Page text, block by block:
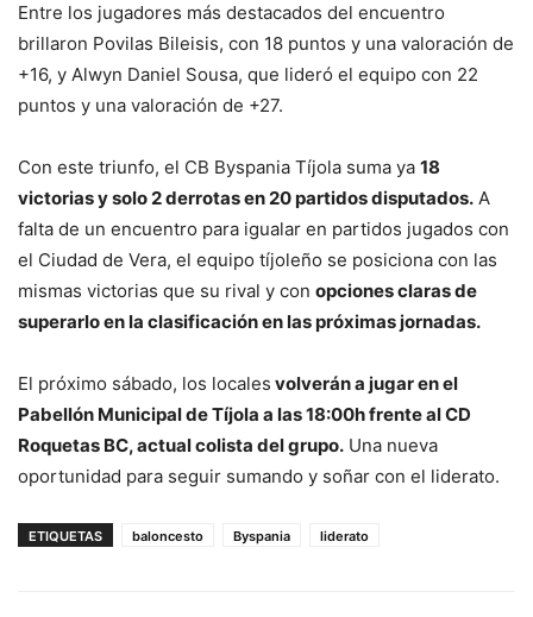
Entre los jugadores más destacados del encuentro
brillaron Povilas Bileisis, con 18 puntos y una valoración de
+16, y Alwyn Daniel Sousa, que lideró el equipo con 22
puntos y una valoración de +27.
Con este triunfo, el CB Byspania Tíjola suma ya 18
victorias y solo 2 derrotas en 20 partidos disputados. A
falta de un encuentro para igualar en partidos jugados con
el Ciudad de Vera, el equipo tíjoleño se posiciona con las
mismas victorias que su rival y con opciones claras de
superarlo en la clasificación en las próximas jornadas.
El próximo sábado, los locales volverán a jugar en el
Pabellón Municipal de Tíjola a las 18:00h frente al CD
Roquetas BC, actual colista del grupo. Una nueva
oportunidad para seguir sumando y soñar con el liderato.
ETIQUETAS baloncesto Byspania liderato